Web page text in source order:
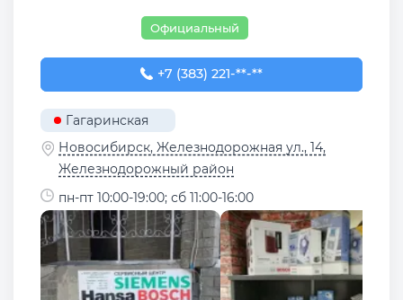
Официальный
+7 (383) 221-42-16
+7 (383) 221-**-**
Гагаринская
Новосибирск, Железнодорожная ул., 14,
Железнодорожный район
пн-пт 10:00-19:00; сб 11:00-16:00